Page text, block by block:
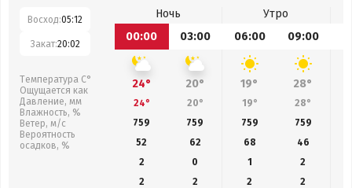
Восход:05:12
Закат:20:02
Температура С°
Ощущается как
Давление, мм
Влажность, %
Ветер, м/с
Вероятность
осадков, %
Ночь
Утро
00:00
03:00 06:00 09:00
24° 20° 19° 28°
24° 20° 19° 28°
759
759 759 759
52
62 68 46
2
0 1
2
2
2 2 2